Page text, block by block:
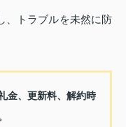
、トラブルを未然に防
金、更新料、解約時